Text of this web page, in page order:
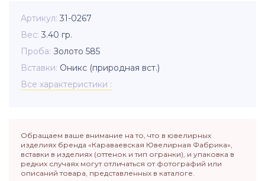
Артикул 31-0267
Вес 3.40 гр.
Проба Золото 585
Вставки Оникс (природная вст.)
Все характеристики
Обращаем ваше внимание на то, что в ювелирных
изделиях бренда «Караваевская Ювелирная Фабрика»,
вставки в изделиях (оттенок и тип огранки), и упаковка в
редких случаях могут отличаться от фотографий или
описаний товара, представленных в каталоге.